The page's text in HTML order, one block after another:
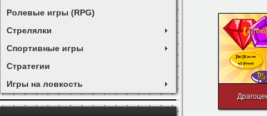
Ролевые игры (RPG)
Стрелялки
Спортивные игры
Стратегии
Игры на ловкость